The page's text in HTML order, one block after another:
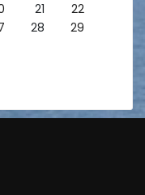
21
22
28
29